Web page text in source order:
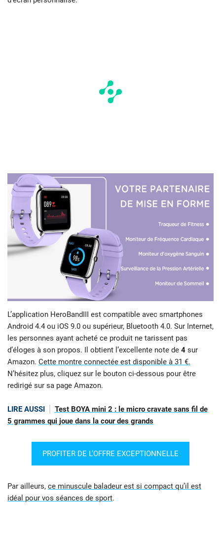
L’application HeroBandIII est compatible avec smartphones
Android 4.4 ou iOS 9.0 ou supérieur, Bluetooth 4.0. Sur Internet,
les personnes ayant acheté ce produit ne tarissent pas
d’éloges à son propos. Il obtient l’excellente note de 4 sur
Amazon. Cette montre connectée est disponible à 31 €.
N’hésitez plus, cliquez sur le bouton ci-dessous pour être
redirigé sur sa page Amazon.
LIRE AUSSI
Test BOYA mini 2 : le micro cravate sans fil de
5 grammes qui joue dans la cour des grands
PROFITER DE L’OFFRE EXCEPTIONNELLE
Par ailleurs, ce minuscule baladeur est si compact qu’il est
idéal pour vos séances de sport.